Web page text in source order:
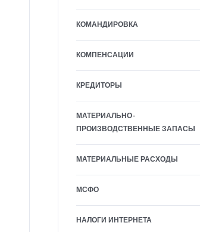
КОМАНДИРОВКА
КОМПЕНСАЦИИ
КРЕДИТОРЫ
МАТЕРИАЛЬНО-
ПРОИЗВОДСТВЕННЫЕ ЗАПАСЫ
МАТЕРИАЛЬНЫЕ РАСХОДЫ
МСФО
НАЛОГИ ИНТЕРНЕТА